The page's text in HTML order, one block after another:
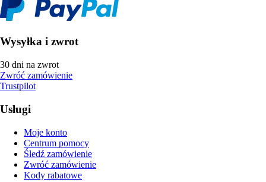
Wysyłka i zwrot
30 dni na zwrot
Zwróć zamówienie
Trustpilot
Usługi
Moje konto
Centrum pomocy
Śledź zamówienie
Zwróć zamówienie
Kody rabatowe